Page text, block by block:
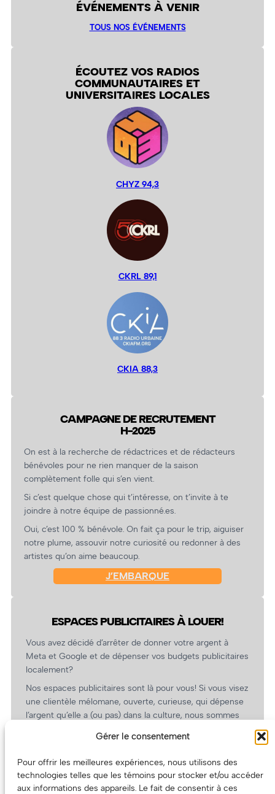
Gérer le consentement
Pour offrir les meilleures expériences, nous utilisons des
technologies telles que les témoins pour stocker et/ou accéder
aux informations des appareils. Le fait de consentir à ces
ÉVÉNEMENTS À VENIR
TOUS NOS ÉVÉNEMENTS
ÉCOUTEZ VOS RADIOS
COMMUNAUTAIRES ET
UNIVERSITAIRES LOCALES
CHYZ 94,3
CKRL 89,1
CKIA 88,3
CAMPAGNE DE RECRUTEMENT
H-2025
On est à la recherche de rédactrices et de rédacteurs
bénévoles pour ne rien manquer de la saison
complètement folle qui s’en vient.
Si c’est quelque chose qui t’intéresse, on t’invite à te
joindre à notre équipe de passionné.es.
Oui, c’est 100 % bénévole. On fait ça pour le trip, aiguiser
notre plume, assouvir notre curiosité ou redonner à des
artistes qu’on aime beaucoup.
J’EMBARQUE
ESPACES PUBLICITAIRES À LOUER!
Vous avez décidé d’arrêter de donner votre argent à
Meta et Google et de dépenser vos budgets publicitaires
localement?
Nos espaces publicitaires sont là pour vous! Si vous visez
une clientèle mélomane, ouverte, curieuse, qui dépense
l’argent qu’elle a (ou pas) dans la culture, nous sommes
revient.
(Oui, on va avoir des tarifs spéciaux pour vous, les